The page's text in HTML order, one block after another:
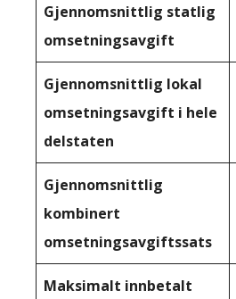
Gjennomsnittlig statlig
omsetningsavgift
Gjennomsnittlig lokal
omsetningsavgift i hele
delstaten
Gjennomsnittlig
kombinert
omsetningsavgiftssats
Maksimalt innbetalt